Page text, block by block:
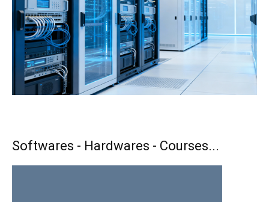
Softwares - Hardwares - Courses...